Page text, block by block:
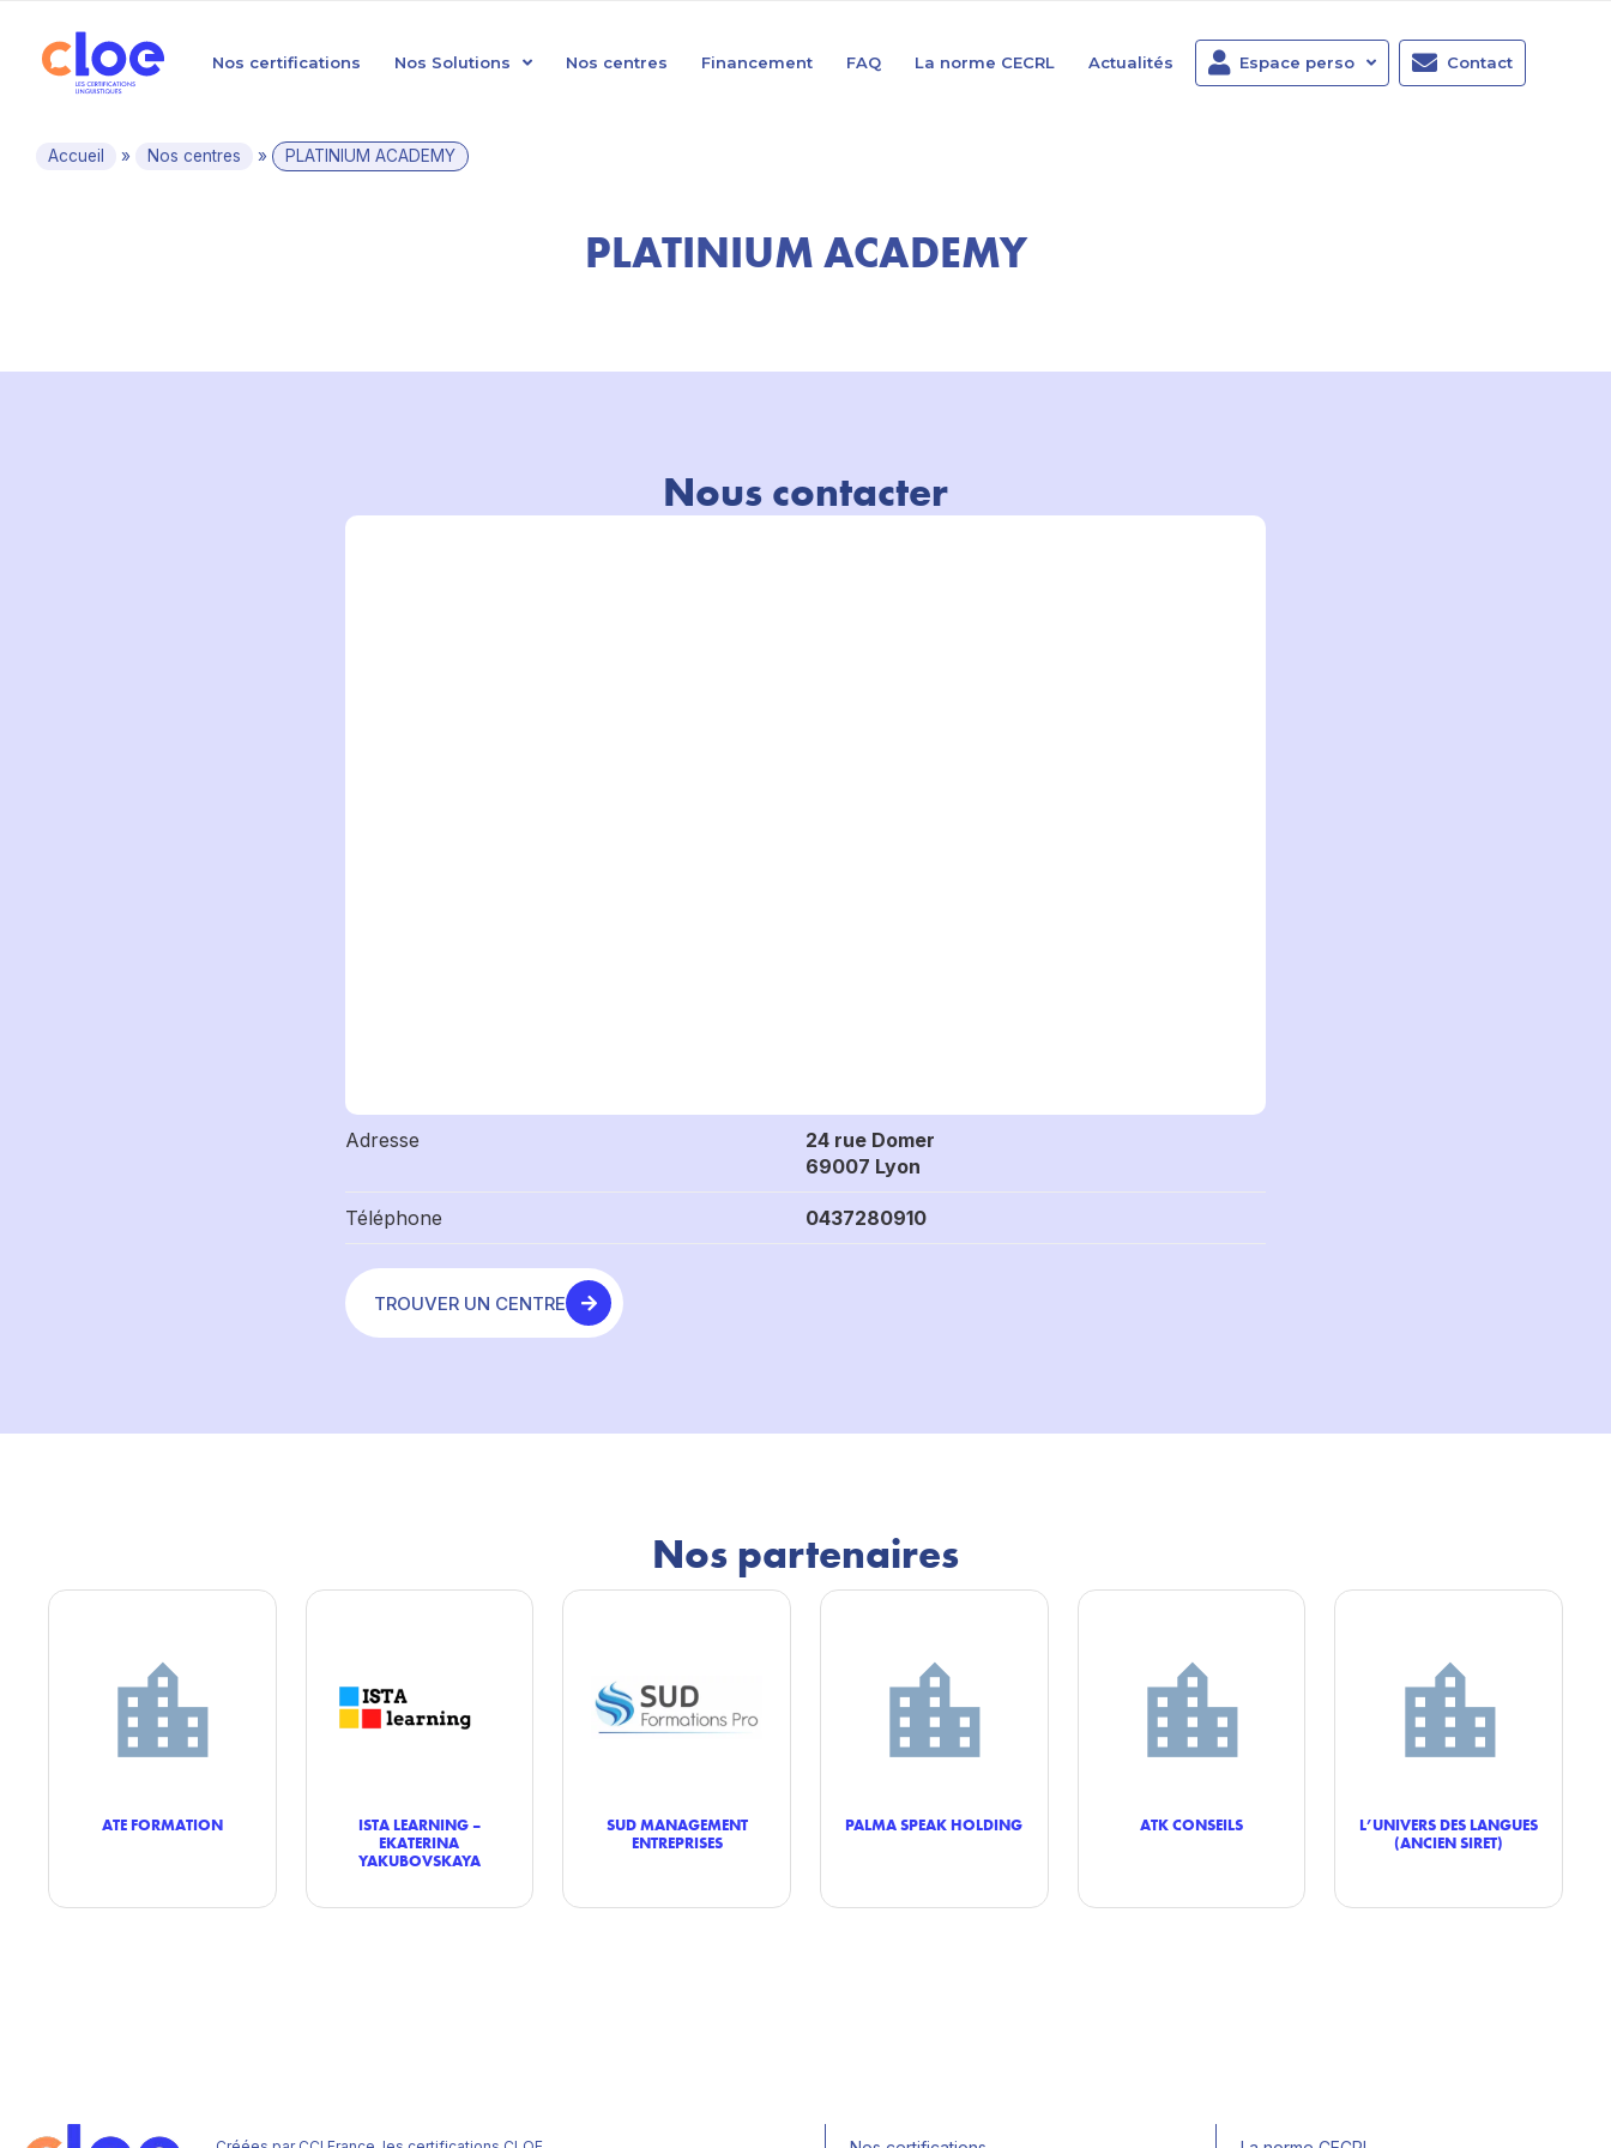
Nos certifications Nos Solutions Nos centres Financement FAQ La norme CECRL Actualités Espace perso Contact
Accueil » Nos centres » PLATINIUM ACADEMY
PLATINIUM ACADEMY
Nous contacter
Adresse
24 rue Domer
69007 Lyon
Téléphone 0437280910
TROUVER UN CENTRE
Nos partenaires
ATE FORMATION
ISTA LEARNING –
EKATERINA
YAKUBOVSKAYA
SUD MANAGEMENT
ENTREPRISES
PALMA SPEAK HOLDING ATK CONSEILS
L’UNIVERS DES LANGUES
(ANCIEN SIRET)